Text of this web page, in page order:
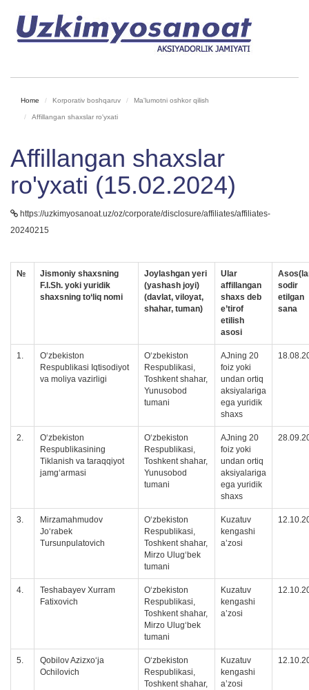
Home Korporativ boshqaruv Ma'lumotni oshkor qilish
Affillangan shaxslar ro'yxati
Affillangan shaxslar
ro'yxati (15.02.2024)
https://uzkimyosanoat.uz/oz/corporate/disclosure/affiliates/affiliates-
20240215
№
Jismoniy shaxsning
F.I.Sh. yoki yuridik
shaxsning to‘liq nomi
Joylashgan yeri
(yashash joyi)
(davlat, viloyat,
shahar, tuman)
Ular
affillangan
shaxs deb
e’tirof
etilish
asosi
sodir
etilgan
sana
1.
O‘zbekiston
Respublikasi Iqtisodiyot
va moliya vazirligi
O‘zbekiston
Respublikasi,
Toshkent shahar,
Yunusobod
tumani
АJning 20
foiz yoki
undan ortiq
aksiyalariga
ega yuridik
shaxs
2.
O‘zbekiston
Respublikasining
Tiklanish va taraqqiyot
jamg‘armasi
O‘zbekiston
Respublikasi,
Toshkent shahar,
Yunusobod
tumani
АJning 20
foiz yoki
undan ortiq
aksiyalariga
ega yuridik
shaxs
3.
Mirzamahmudov
Jo‘rabek
Tursunpulatovich
O‘zbekiston
Respublikasi,
Toshkent shahar,
Mirzo Ulug‘bek
tumani
Kuzatuv
kengashi
a’zosi
4.
Teshabayev Xurram
Fatixovich
O‘zbekiston
Respublikasi,
Toshkent shahar,
Mirzo Ulug‘bek
tumani
Kuzatuv
kengashi
a’zosi
5.
Qobilov Azizxoʻja
Ochilovich
O‘zbekiston
Respublikasi,
Toshkent shahar,
Kuzatuv
kengashi
a’zosi